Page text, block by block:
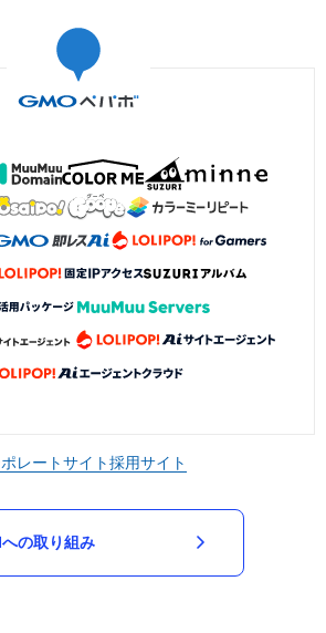
レートサイト採用サイト
の取り組み